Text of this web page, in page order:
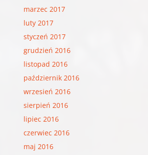
marzec 2017
luty 2017
styczeń 2017
grudzień 2016
listopad 2016
październik 2016
wrzesień 2016
sierpień 2016
lipiec 2016
czerwiec 2016
maj 2016